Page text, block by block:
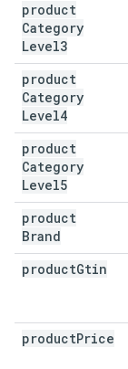
product
Category
Level3
product
Category
Level4
product
Category
Level5
product
Brand
productGtin
productPrice